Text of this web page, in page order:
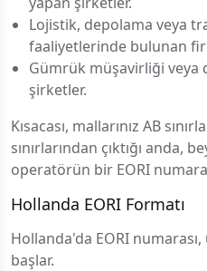
Lojistik, depolama veya
faaliyetlerinde bulunan
Gümrük müşavirliği veya
şirketler.
Kısacası, mallarınız AB
sınırlarından çıktığı anda,
operatörün bir EORI
Hollanda EORI Formatı
Hollanda'da EORI
başlar.